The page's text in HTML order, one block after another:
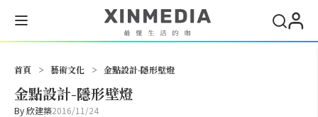
首頁 > 藝術文化 > 金點設計-隱形壁燈
金點設計-隱形壁燈
By欣建築2016/11/24